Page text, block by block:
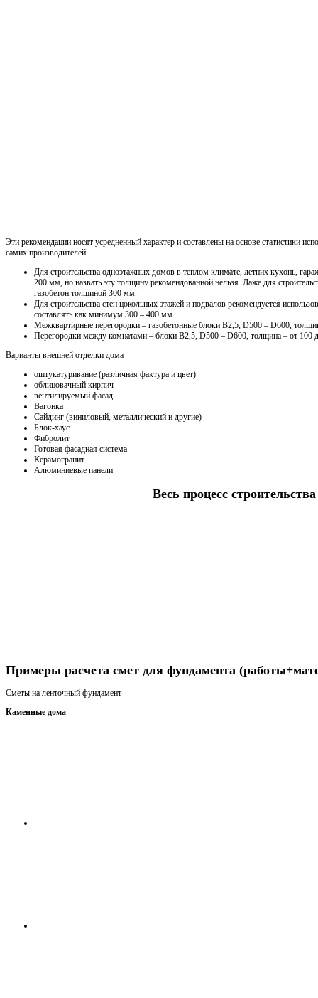
Эти рекомендации носят усредненный характер и составлены на основе статистики
самих производителей.
Для строительства одноэтажных домов в теплом климате, летних кухонь,
200 мм, но назвать эту толщину рекомендованной нельзя. Даже для
газобетон толщиной 300 мм.
Для строительства стен цокольных этажей и подвалов рекомендуется
составлять как минимум 300 – 400 мм.
Межквартирные перегородки – газобетонные блоки В2,5, D500 – D600,
Перегородки между комнатами – блоки В2,5, D500 – D600, толщина – от 100
Варианты внешней отделки дома
оштукатуривание (различная фактура и цвет)
облицовачный кирпич
вентилируемый фасад
Вагонка
Сайдинг (виниловый, металлический и другие)
Блок-хаус
Фибролит
Готовая фасадная система
Керамогранит
Алюминиевые панели
Весь процесс
Примеры расчета смет для фундамента
Сметы на ленточный фундамент
Каменные дома